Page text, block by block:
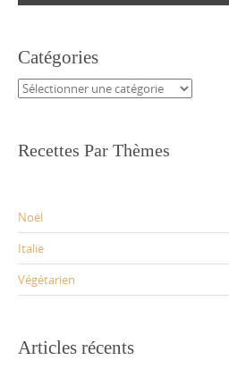
Catégories
Catégories
Recettes Par Thèmes
Noël
Italie
Végétarien
Articles récents